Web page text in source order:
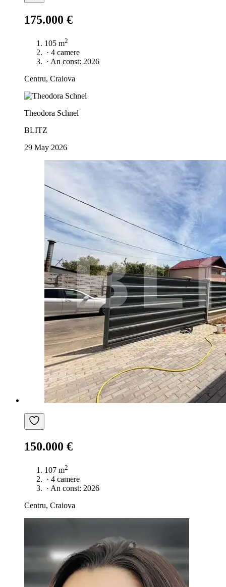
175.000 €
105 m2
· 4 camere
· An const: 2026
Centru, Craiova
Theodora Schnel
BLITZ
29 May 2026
150.000 €
107 m2
· 4 camere
· An const: 2026
Centru, Craiova